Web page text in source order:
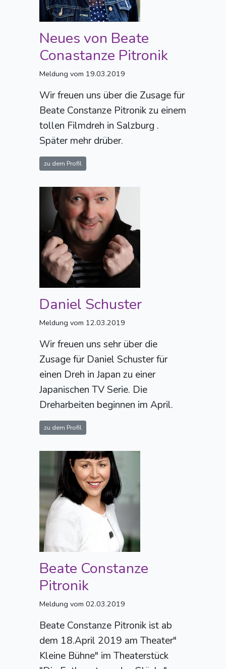
Neues von Beate
Conastanze Pitronik
Meldung vom 19.03.2019
Wir freuen uns über die Zusage für
Beate Constanze Pitronik zu einem
tollen Filmdreh in Salzburg .
Später mehr drüber.
zu dem Profil
Daniel Schuster
Meldung vom 12.03.2019
Wir freuen uns sehr über die
Zusage für Daniel Schuster für
einen Dreh in Japan zu einer
Japanischen TV Serie. Die
Dreharbeiten beginnen im April.
zu dem Profil
Beate Constanze
Pitronik
Meldung vom 02.03.2019
Beate Constanze Pitronik ist ab
dem 18.April 2019 am Theater"
Kleine Bühne" im Theaterstück